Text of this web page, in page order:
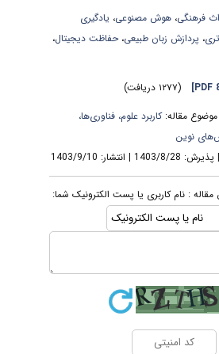
فرهنگی،هوش مصنوعی،یادگیری
،پردازش زبان طبیعی،حفاظت دیجیتال،
مقاله:کاربرد علوم، فناوری‌ها،
نوین
مقاله : نام کاربری یا پست الکترونیک شما: